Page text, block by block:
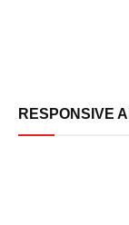
RESPONSIVE